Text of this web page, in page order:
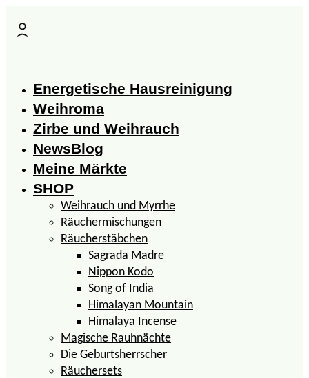
Inhalt
Energetische Hausreinigung
Weihroma
Zirbe und Weihrauch
NewsBlog
Meine Märkte
SHOP
Weihrauch und Myrrhe
Räuchermischungen
Räucherstäbchen
Sagrada Madre
Nippon Kodo
Song of India
Himalayan Mountain
Himalaya Incense
Magische Rauhnächte
Die Geburtsherrscher
Räuchersets